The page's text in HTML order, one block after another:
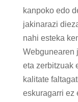
kanpoko edo
jakinarazi
nahi esteka
Webgunearen
eta zerbitzuak
kalitate
eskuragarri ez